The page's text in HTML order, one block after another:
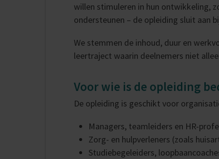
willen stimuleren in hun ontwikkeling,
ondersteunen – de opleiding sluit aan
We stemmen de inhoud, duur en
leertraject waarin deelnemers niet
Voor wie is de opleiding
De opleiding is geschikt voor
Managers, teamleiders en HR-
Zorg- en hulpverleners (zoals
Studiebegeleiders,